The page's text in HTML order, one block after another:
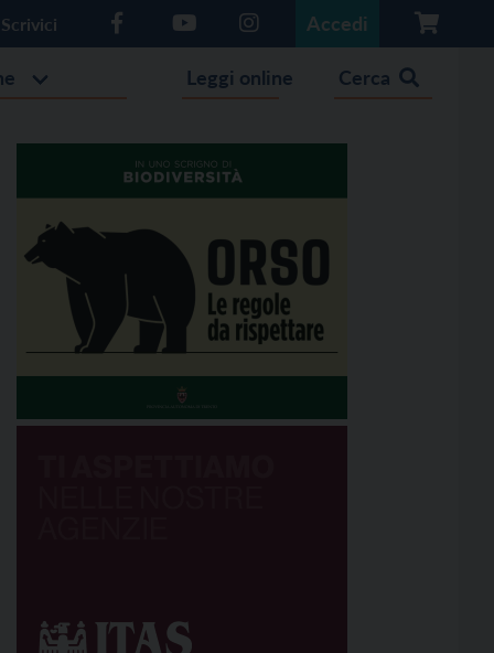
Scrivici Accedi
Leggi online Cerca